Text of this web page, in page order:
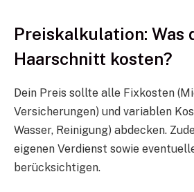
Preiskalkulation: Was
Haarschnitt kosten?
Dein Preis sollte alle Fixkosten
Versicherungen) und variablen
Wasser, Reinigung) abdecken.
eigenen Verdienst sowie
berücksichtigen.